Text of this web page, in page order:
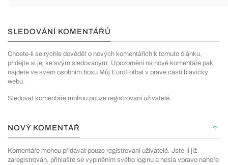
SLEDOVÁNÍ KOMENTÁŘŮ
Chcete-li se rychle dovědět o nových komentářích k tomuto článku,
přidejte si jej ke svým sledovaným. Upozornění na nové komentáře pak
najdete ve svém osobním boxu Můj EuroFotbal v pravé části hlavičky
webu.
Sledovat komentáře mohou pouze registrovaní uživatelé.
NOVÝ KOMENTÁŘ
Komentáře mohou přidávat pouze registrovaní uživatelé. Jste-li již
zaregistrován, přihlašte se vyplněním svého loginu a hesla vpravo nahoře